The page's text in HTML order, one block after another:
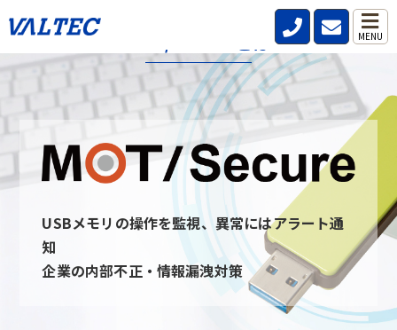
MENU
USBメモリの操作を監視、異常にはアラート通
知
企業の内部不正・情報漏洩対策
MOT/secureとは、社内・社外問わず従業員が利用するPCのUSB
デバイスを監視し、いつ・誰が・どんな情報を持ち出したのか記
録と通知を行うことができるサービスです。
USBデバイスを監視することを周知させることで情報の持ち出し
を牽制し、防止できます。 また、MOT/secureと通信ができない
MOT/Secureへのお問い合わせ